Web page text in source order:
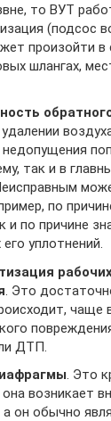
то ВУТ
(подсос
произойти в
шлангах,
так и в
по
и по причине
уплотнений.
. Это
чаще
ДТП.
. Это
возникает
а он обычно